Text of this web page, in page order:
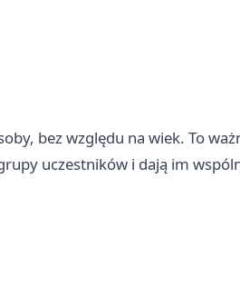
bez względu na wiek. To
uczestników i dają im